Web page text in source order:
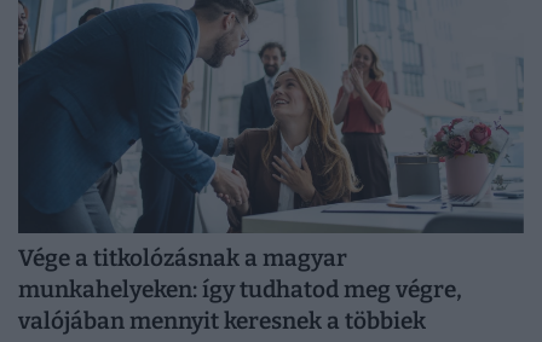
Vége a titkolózásnak a magyar
munkahelyeken: így tudhatod meg végre,
valójában mennyit keresnek a többiek